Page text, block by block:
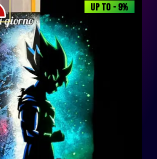
UP TO - 9%